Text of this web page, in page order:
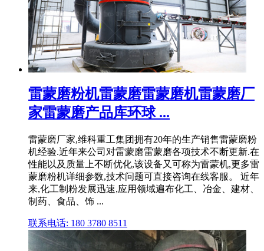
雷蒙磨粉机雷蒙磨雷蒙磨机雷蒙磨厂
家雷蒙磨产品库环球 ...
雷蒙磨厂家,维科重工集团拥有20年的生产销售雷蒙磨粉
机经验.近年来公司对雷蒙磨雷蒙磨各项技术不断更新.在
性能以及质量上不断优化,该设备又可称为雷蒙机,更多雷
蒙磨粉机详细参数,技术问题可直接咨询在线客服。 近年
来,化工制粉发展迅速,应用领域遍布化工、冶金、建材、
制药、食品、饰 ...
联系电话: 180 3780 8511